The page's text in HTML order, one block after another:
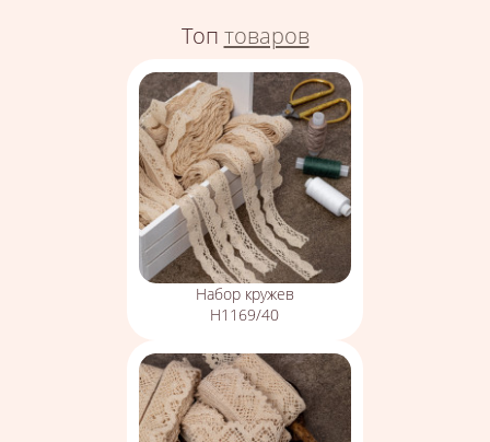
Топ товаров
Набор кружев
Н1169/40